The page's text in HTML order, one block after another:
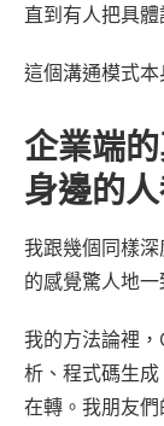
直到有人把具
這個溝通模式本
企業端
身邊的
我跟幾個同樣
的感覺驚人地一
我的方法論裡
析、程式碼生
在轉。我朋友